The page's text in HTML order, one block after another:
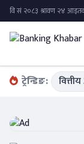
ट्रेन्डिङ: